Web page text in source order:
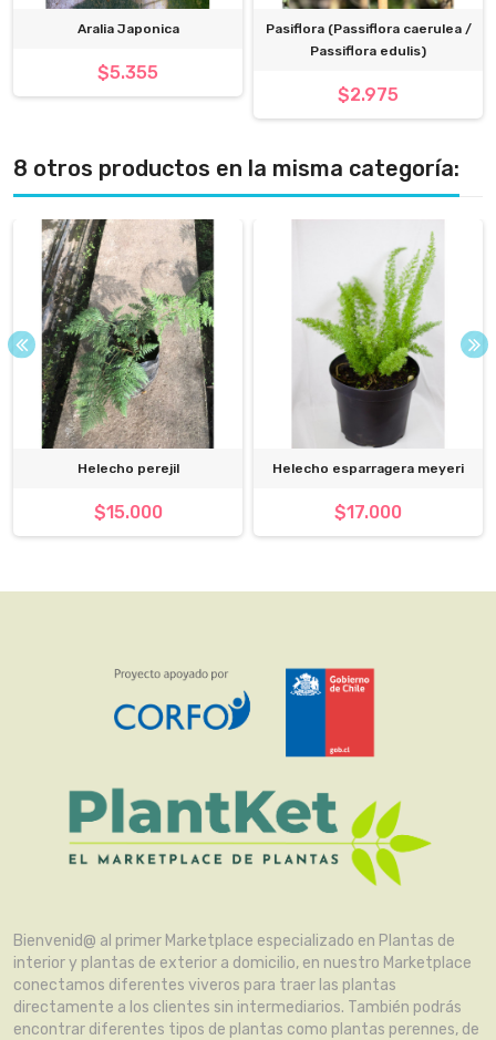
Aralia Japonica
$5.355
Pasiflora (Passiflora caerulea /
Passiflora edulis)
$2.975
8 otros productos en la misma categoría:
Helecho perejil
$15.000
Helecho esparragera meyeri
$17.000
Bienvenid@ al primer Marketplace especializado en Plantas de
interior y plantas de exterior a domicilio, en nuestro Marketplace
conectamos diferentes viveros para traer las plantas
directamente a los clientes sin intermediarios. También podrás
encontrar diferentes tipos de plantas como plantas perennes, de